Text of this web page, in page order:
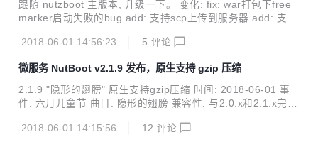
跟随 nutzboot 主版本, 升级一下。 变化: fix: war打包下free
marker启动失败的bug add: 支持scp上传到服务器 add: 支持
加本 plugin： <build> <plugins> <plugin>
<artifactId>nutzboot-maven-plugin</artifact...
2018-06-01 14:56:23 5 评论
微服务 NutBoot v2.1.9 发布，原生支持 gzip 压缩
2.1.9 "隐形的翅膀" 原生支持gzip压缩 时间: 2018-06-01 事
件: 六月儿童节 曲目: 隐形的翅膀 兼容性: 与2.0.x和2.1.x完全
ertow支持启用gzip, issue #138@github add: jetty支持启用
2018-06-01 14:15:56 12 评论